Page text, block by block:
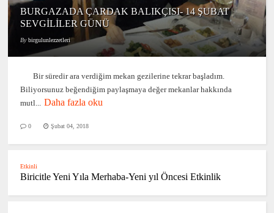
BURGAZADA ÇARDAK BALIKÇISI- 14 ŞUBAT
SEVGİLİLER GÜNÜ
By birgulunlezzetleri
Bir süredir ara verdiğim mekan gezilerine tekrar başladım.
Biliyorsunuz beğendiğim paylaşmaya değer mekanlar hakkında
mutl... Daha fazla oku
0 Şubat 04, 2018
Etkinli
Biricitle Yeni Yıla Merhaba-Yeni yıl Öncesi Etkinlik